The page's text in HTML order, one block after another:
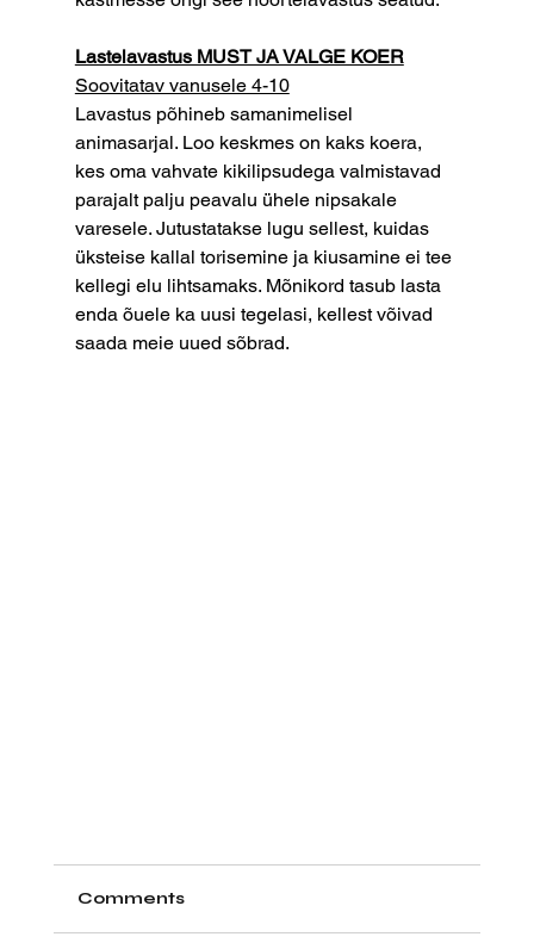
Lastelavastus MUST JA VALGE KOER
Soovitatav vanusele 4-10
Lavastus põhineb samanimelisel
animasarjal. Loo keskmes on kaks koera,
kes oma vahvate kikilipsudega valmistavad
parajalt palju peavalu ühele nipsakale
varesele. Jutustatakse lugu sellest, kuidas
üksteise kallal torisemine ja kiusamine ei tee
kellegi elu lihtsamaks. Mõnikord tasub lasta
enda õuele ka uusi tegelasi, kellest võivad
saada meie uued sõbrad.
Comments